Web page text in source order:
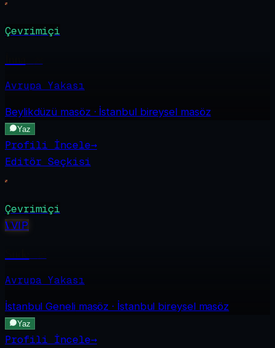
Çevrimiçi
Avrupa Yakası
Beylikdüzü masöz · İstanbul bireysel masöz
Yaz
Profili İncele→
Editör Seçkisi
Çevrimiçi
VVIP
Avrupa Yakası
İstanbul Genelimasöz · İstanbul bireysel masöz
Yaz
Profili İncele→